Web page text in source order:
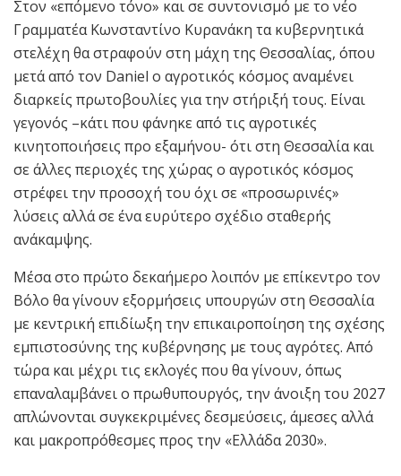
Στον «επόμενο τόνο» και σε συντονισμό με το νέο
Γραμματέα Κωνσταντίνο Κυρανάκη τα κυβερνητικά
στελέχη θα στραφούν στη μάχη της Θεσσαλίας, όπου
μετά από τον Daniel ο αγροτικός κόσμος αναμένει
διαρκείς πρωτοβουλίες για την στήριξή τους. Είναι
γεγονός –κάτι που φάνηκε από τις αγροτικές
κινητοποιήσεις προ εξαμήνου- ότι στη Θεσσαλία και
σε άλλες περιοχές της χώρας ο αγροτικός κόσμος
στρέφει την προσοχή του όχι σε «προσωρινές»
λύσεις αλλά σε ένα ευρύτερο σχέδιο σταθερής
ανάκαμψης.
Μέσα στο πρώτο δεκαήμερο λοιπόν με επίκεντρο τον
Βόλο θα γίνουν εξορμήσεις υπουργών στη Θεσσαλία
με κεντρική επιδίωξη την επικαιροποίηση της σχέσης
εμπιστοσύνης της κυβέρνησης με τους αγρότες. Από
τώρα και μέχρι τις εκλογές που θα γίνουν, όπως
επαναλαμβάνει ο πρωθυπουργός, την άνοιξη του 2027
απλώνονται συγκεκριμένες δεσμεύσεις, άμεσες αλλά
και μακροπρόθεσμες προς την «Ελλάδα 2030».